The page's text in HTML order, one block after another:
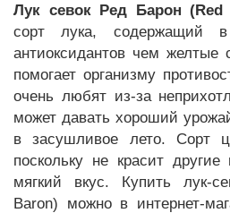
Лук севок Ред Барон (Red
сорт лука, содержащий
антиоксидантов чем желтые
помогает организму
очень любят из-за
может давать хороший
в засушливое лето. Сорт
поскольку не красит
мягкий вкус. Купить лук-
Baron) можно в интернет-